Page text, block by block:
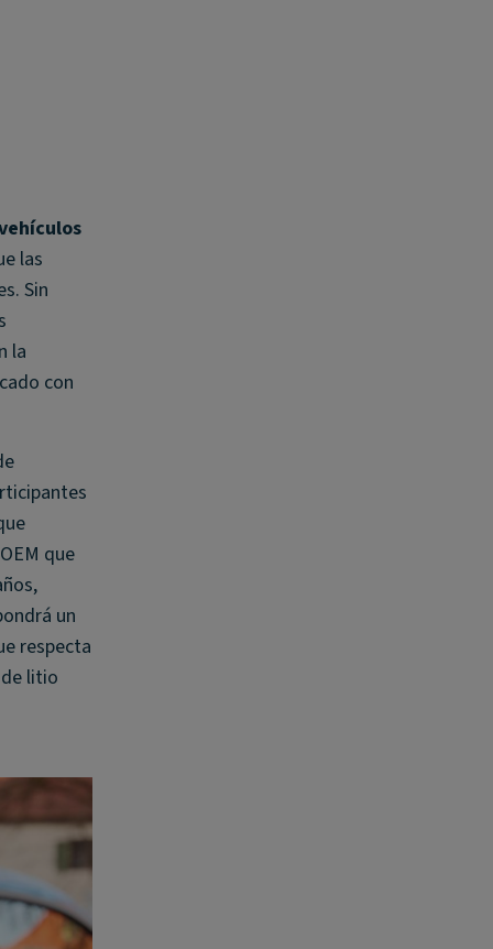
las
Sin
la
con
que
un
respecta
litio